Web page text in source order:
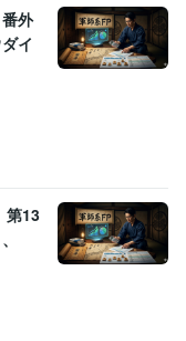
15年
チ 経験年数 : 2年
→シルバーランクへ昇
クへ昇格 ココナラ　ゴ
外
イ
第13